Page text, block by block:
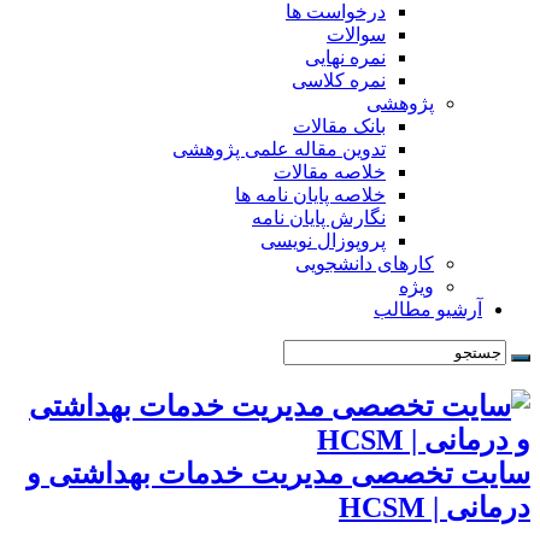
درخواست ها
سوالات
نمره نهایی
نمره کلاسی
پژوهشی
بانک مقالات
تدوین مقاله علمی پژوهشی
خلاصه مقالات
خلاصه پایان نامه ها
نگارش پایان نامه
پروپوزال نویسی
کارهای دانشجویی
ویژه
آرشیو مطالب
سایت تخصصی مدیریت خدمات بهداشتی و
درمانی | HCSM